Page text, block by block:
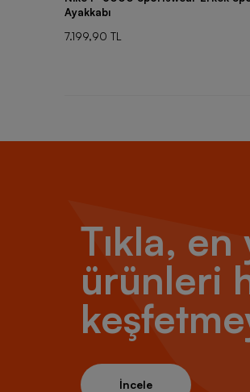
Ayakkabı
7.199,90 TL
Tıkla, en
ürünleri
İncele